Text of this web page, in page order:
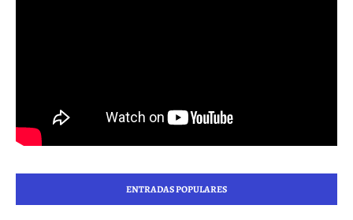
ENTRADAS POPULARES